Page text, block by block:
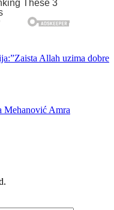
Allah uzima dobre
Mehanović Amra